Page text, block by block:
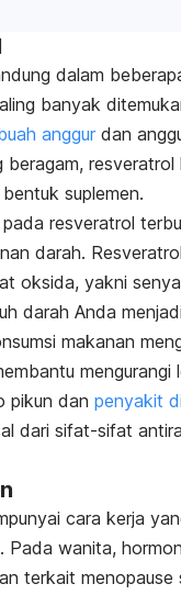
dalam
banyak
anggur dan
resveratrol
suplemen.
resveratrol
darah.
oksida, yakni
darah Anda
makanan
mengurangi
pikun dan penyakit
dari sifat-sifat
cara kerja
Pada wanita,
terkait menopause